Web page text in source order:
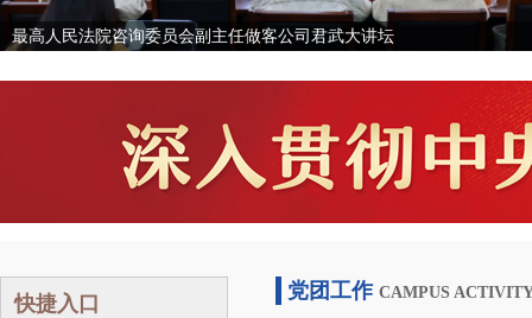
最高人民法院咨询委员会副主任做客公司君武大讲坛
快捷入口
党团工作 CAMPUS